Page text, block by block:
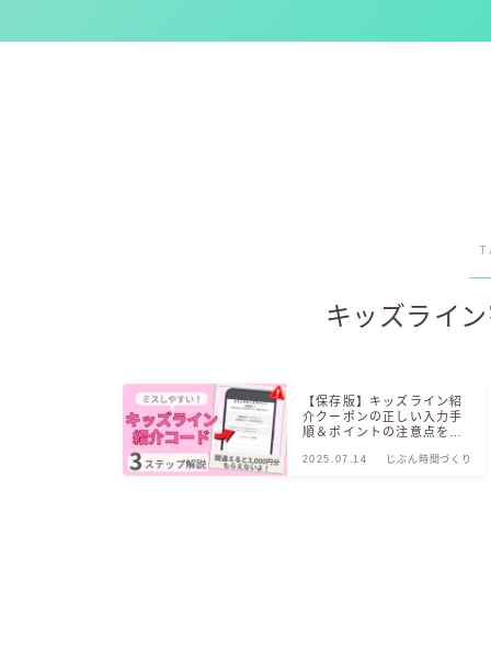
キッズライ
【保存版】キッズライン紹
介クーポンの正しい入力手
順＆ポイントの注意点を解
2025.07.14 じぶん時間づくり